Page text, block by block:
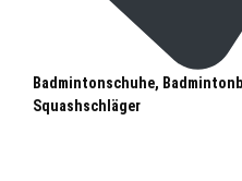
Badmintonschuhe,
Squashschläger